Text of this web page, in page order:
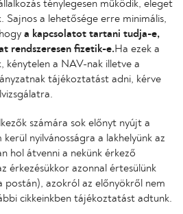
ténylegesen működik, eleget
Sajnos a lehetősége erre minimális,
a kapcsolatot tartani tudja-e,
rendszeresen fizetik-e.Ha ezek a
kénytelen a NAV-nak illetve a
tájékoztatást adni, kérve
számára sok előnyt nyújt a
nyilvánosságra a lakhelyünk az
hol átvenni a nekünk érkező
érkezésükkor azonnal értesülünk
postán), azokról az előnyökről nem
cikkeinkben tájékoztatást adtunk.